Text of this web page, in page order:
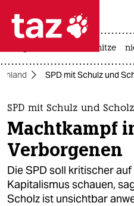
 taz
taz zahl
themen
politik
öko
gesellschaft
hitze
SPD mit Schulz und
SPD mit Schulz und Scholz
Machtkampf
Verborgenen
Die SPD soll kritischer
Kapitalismus schauen,
Scholz ist unsichtbar